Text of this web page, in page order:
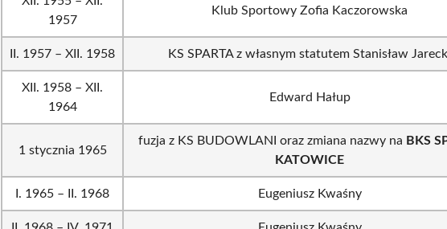
1957
Klub Sportowy Zofia Kaczorowska
II. 1957 – XII. 1958 KS SPARTA z własnym statutem Stanisław
XII. 1958 – XII.
1964
Edward Hałup
1 stycznia 1965
fuzja z KS BUDOWLANI oraz zmiana nazwy na BKS
KATOWICE
I. 1965 – II. 1968 Eugeniusz Kwaśny